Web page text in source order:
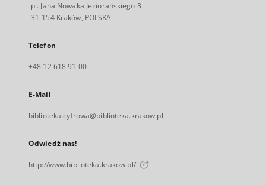
pl. Jana Nowaka Jeziorańskiego 3
31-154 Kraków, POLSKA
Telefon
+48 12 618 91 00
E-Mail
biblioteka.cyfrowa@biblioteka.krakow.pl
Odwiedź nas!
http://www.biblioteka.krakow.pl/